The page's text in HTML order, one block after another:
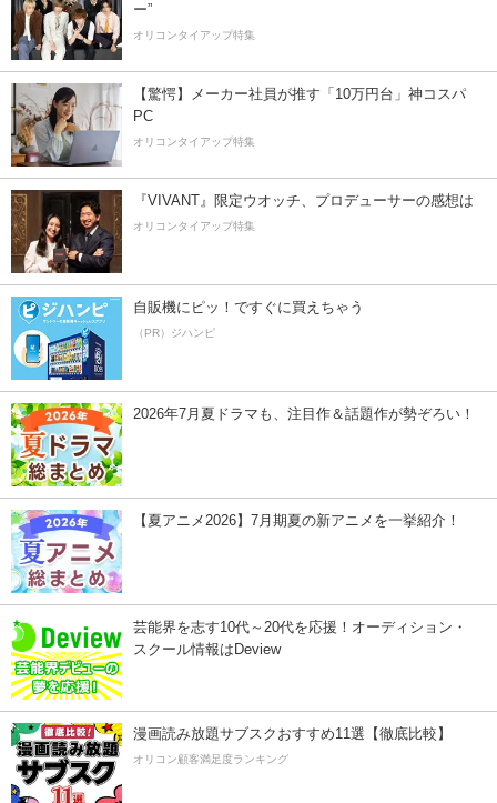
ー”
オリコンタイアップ特集
【驚愕】メーカー社員が推す「10万円台」神コスパ
PC
オリコンタイアップ特集
『VIVANT』限定ウオッチ、プロデューサーの感想は
オリコンタイアップ特集
自販機にピッ！ですぐに買えちゃう
（PR）ジハンピ
2026年7月夏ドラマも、注目作＆話題作が勢ぞろい！
【夏アニメ2026】7月期夏の新アニメを一挙紹介！
芸能界を志す10代～20代を応援！オーディション・
スクール情報はDeview
漫画読み放題サブスクおすすめ11選【徹底比較】
オリコン顧客満足度ランキング